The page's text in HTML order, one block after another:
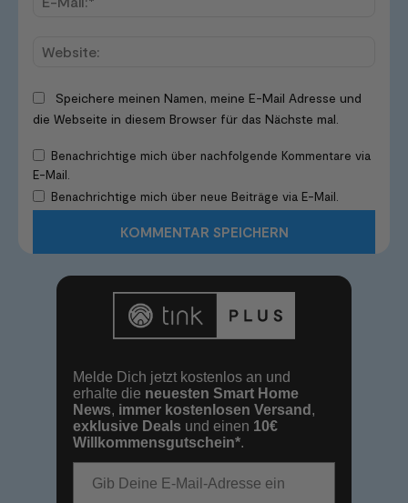
Speichere meinen Namen, meine E-Mail Adresse und
die Webseite in diesem Browser für das Nächste mal.
Benachrichtige mich über nachfolgende Kommentare via
E-Mail.
Benachrichtige mich über neue Beiträge via E-Mail.
Melde Dich jetzt kostenlos an und
erhalte die neuesten Smart Home
News, immer kostenlosen Versand ,
exklusive Deals und einen 10€
Willkommensgutschein*.